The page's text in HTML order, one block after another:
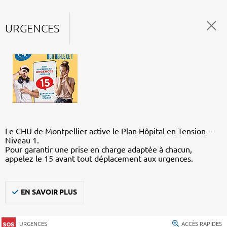
URGENCES
Le CHU de Montpellier active le Plan Hôpital en Tension –
Niveau 1.
Pour garantir une prise en charge adaptée à chacun,
appelez le 15 avant tout déplacement aux urgences.
EN SAVOIR PLUS
URGENCES ACCÈS RAPIDES